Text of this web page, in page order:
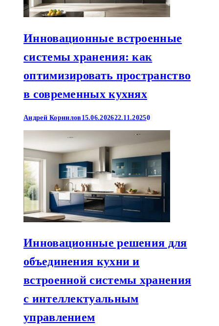
Инновационные встроенные
системы хранения: как
оптимизировать пространство
в современных кухнях
Андрей Корнилов 15.06.202622.11.20250
Инновационные решения для
объединения кухни и
встроенной системы хранения
с интеллектуальным
управлением